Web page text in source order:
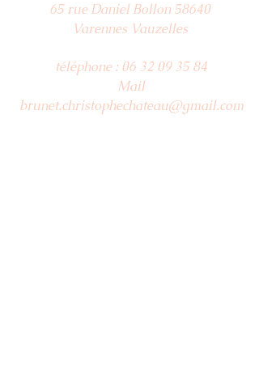
65 rue Daniel Bollon 58640
Varennes Vauzelles
téléphone : 06 32 09 35 84
Mail
brunet.christophechateau@gmail.com